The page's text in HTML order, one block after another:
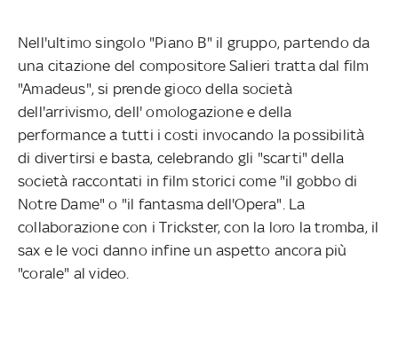
Nell'ultimo singolo "Piano B" il gruppo, partendo da
una citazione del compositore Salieri tratta dal film
"Amadeus", si prende gioco della società
dell'arrivismo, dell' omologazione e della
performance a tutti i costi invocando la possibilità
di divertirsi e basta, celebrando gli "scarti" della
società raccontati in film storici come "il gobbo di
Notre Dame" o "il fantasma dell'Opera". La
collaborazione con i Trickster, con la loro la tromba, il
sax e le voci danno infine un aspetto ancora più
"corale" al video.